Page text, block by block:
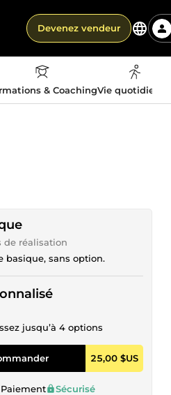
Devenez vendeur
& CoachingVie
de réalisation
basique, sans option.
jusqu’à 4 options
25,00 $US
Paiement Sécurisé